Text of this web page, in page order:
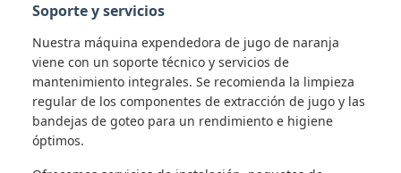
Soporte y servicios
Nuestra máquina expendedora de jugo de naranja
viene con un soporte técnico y servicios de
mantenimiento integrales. Se recomienda la limpieza
regular de los componentes de extracción de jugo y las
bandejas de goteo para un rendimiento e higiene
óptimos.